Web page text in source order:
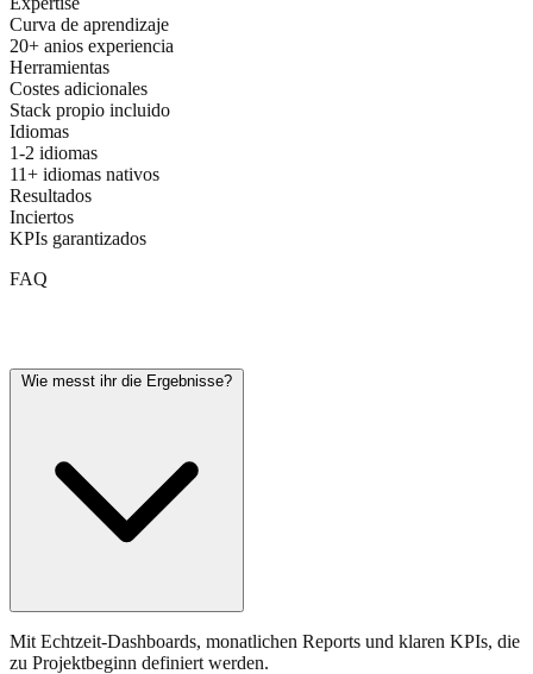
Curva de aprendizaje
20+ anios experiencia
Herramientas
Costes adicionales
Stack propio incluido
Idiomas
1-2 idiomas
11+ idiomas nativos
Resultados
Inciertos
KPIs garantizados
FAQ
Wie messt ihr die Ergebnisse?
Mit Echtzeit-Dashboards, monatlichen Reports und klaren KPIs, die
zu Projektbeginn definiert werden.